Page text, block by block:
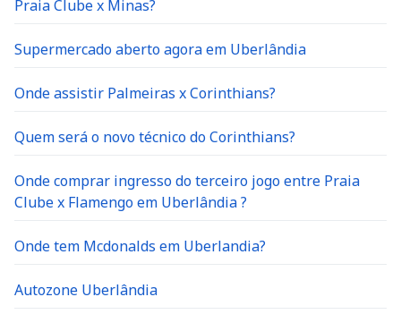
Supermercado aberto agora em Uberlândia
Onde assistir Palmeiras x Corinthians?
Quem será o novo técnico do Corinthians?
Onde comprar ingresso do terceiro jogo entre Praia
Clube x Flamengo em Uberlândia ?
Onde tem Mcdonalds em Uberlandia?
Autozone Uberlândia